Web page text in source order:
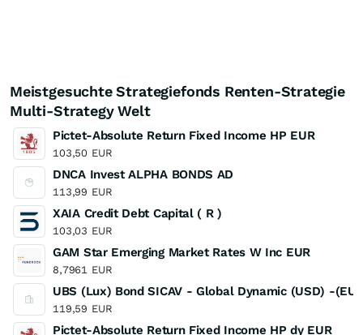
Meistgesuchte Strategiefonds Renten-Strategie
Multi-Strategy Welt
Pictet-Absolute Return Fixed Income HP EUR
103,50 EUR
DNCA Invest ALPHA BONDS AD
113,99 EUR
XAIA Credit Debt Capital ( R )
103,03 EUR
GAM Star Emerging Market Rates W Inc EUR
8,7961 EUR
UBS (Lux) Bond SICAV - Global Dynamic (USD) -
119,59 EUR
Pictet-Absolute Return Fixed Income HP dy EUR